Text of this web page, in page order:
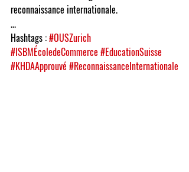
reconnaissance internationale.
...
Hashtags :#OUSZurich
#ISBMÉcoledeCommerce #EducationSuisse
#KHDAApprouvé #ReconnaissanceInternationale